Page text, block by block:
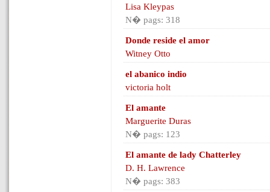
Lisa Kleypas
N� pags: 318
Donde reside el amor
Witney Otto
el abanico indio
victoria holt
El amante
Marguerite Duras
N� pags: 123
El amante de lady Chatterley
D. H. Lawrence
N� pags: 383